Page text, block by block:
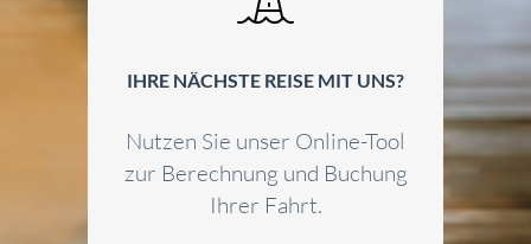
IHRE NÄCHSTE REISE MIT UNS?
Nutzen Sie unser Online-Tool
zur Berechnung und Buchung
Ihrer Fahrt.